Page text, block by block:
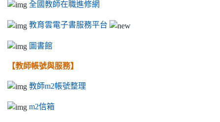
全國教師在職進修網
教育雲電子書服務平台
圖書館
【教師帳號與服務】
教師m2帳號整理
m2信箱